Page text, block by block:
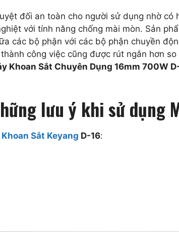
đối an toàn cho người sử dụng nhờ
với tính năng chống mài mòn. Sản
các bộ phận với các bộ phận chuyền
công việc cũng được rút ngắn hơn
Khoan Sắt Chuyên Dụng 16mm 700W
lưu ý khi sử dụng
Sắt Keyang D-16: